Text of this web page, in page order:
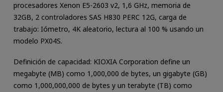
procesadores Xenon E5-2603 v2, 1,6 GHz, memoria de
32GB, 2 controladores SAS H830 PERC 12G, carga de
trabajo: Iómetro, 4K aleatorio, lectura al 100 % usando un
modelo PX04S.
Definición de capacidad: KIOXIA Corporation define un
megabyte (MB) como 1,000,000 de bytes, un gigabyte (GB)
como 1,000,000,000 de bytes y un terabyte (TB) como